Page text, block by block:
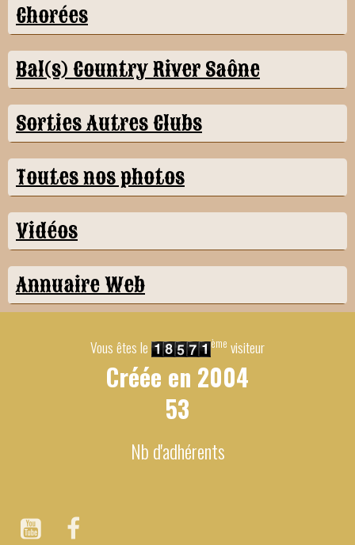
Chorées
Bal(s) Country River Saône
Sorties Autres Clubs
Toutes nos photos
Vidéos
Annuaire Web
Vous êtes le ème visiteur
Créée en 2004
53
Nb d'adhérents